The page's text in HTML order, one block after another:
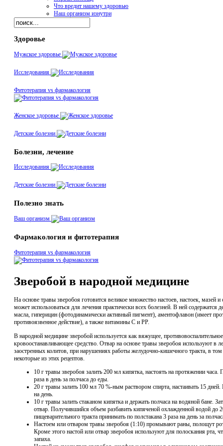
Что вредит нашему здоровью
Наш организм изнутри
Здоровье
Мужское здоровье
Исследования
Фитотерапия vs фармакология
Женское здоровье
Детские болезни
Болезни, лечение
Исследования
Детские болезни
Полезно знать
Ваш организм
Фармакология и фитотерапия
Фитотерапия vs фармакология
Зверобой в народной медицине
На основе травы зверобоя готовится великое множество настоев, настоек, мазей и
может использоваться для лечения практически всех болезней. В ней
масла, гиперицин (фотодинамически активный пигмент), аментофлавон (имеет
противоязвенное действие), а также витамины C и PP.
В народной медицине зверобой используется как вяжущее,
кровоостанавливающее средство. Отвар на основе травы зверобоя используют в
заостренных колитов, при нарушениях работы желудочно-кишечного тракта, в
некоторые из этих рецептов.
10 г травы зверобоя залить 200 мл кипятка, настоять на протяжении
раза в день за полчаса до еды.
20 г травы залить 100 мл 70 %-ным раствором спирта, настаивать 15
на день.
10 г травы залить стаканом кипятка и держать полчаса на водяной бане.
отвар. Получившийся объем разбавить кипяченой охлажденной водой до
пищеварительного тракта принимать по полстакана 3 раза на день за
Настоем или отваром травы зверобоя (1:10) промывают раны, полощут
Кроме этого настой или отвар зверобоя используют для полоскания рта,
запаха.